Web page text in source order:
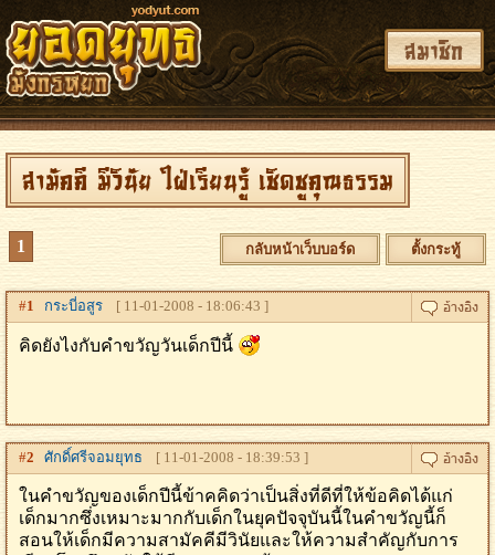
สมาชิก
สามัคคี มีวินัย ใฝ่เรียนรู้ เชิดชูคุณธรรม
1 กลับหน้าเว็บบอร์ด ตั้งกระทู้
#1 กระบี่อสูร [ 11-01-2008 - 18:06:43 ]
คิดยังไงกับคำขวัญวันเด็กปีนี้
#2 ศักดิ์ศรีจอมยุทธ [ 11-01-2008 - 18:39:53 ]
ในคําขวัญของเด็กปีนี้ข้าคคิดว่าเป็นสิ่งที่ดีที่ให้ข้อคิดได้แก่
เด็กมากซึ่งเหมาะมากกับเด็กในยุคปัจจุบันนี้ในคําขวัญนี้ก็
สอนให้เด็กมีความสามัคคีมีวินัยและให้ความสําคัญกับการ